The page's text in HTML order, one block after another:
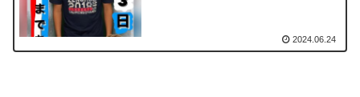
2024.06.24